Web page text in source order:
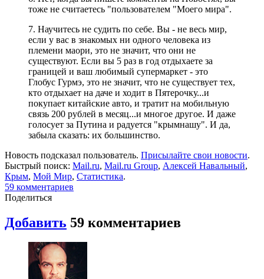
тоже не считаетесь "пользователем "Моего мира".
7. Научитесь не судить по себе. Вы - не весь мир,
если у вас в знакомых ни одного человека из
племени маори, это не значит, что они не
существуют. Если вы 5 раз в год отдыхаете за
границей и ваш любимый супермаркет - это
Глобус Гурмэ, это не значит, что не существует тех,
кто отдыхает на даче и ходит в Пятерочку...и
покупает китайские авто, и тратит на мобильную
связь 200 рублей в месяц...и многое другое. И даже
голосует за Путина и радуется "крымнашу". И да,
забыла сказать: их большинство.
Новость подсказал пользователь. Присылайте свои новости.
Быстрый поиск: Mail.ru, Mail.ru Group, Алексей Навальный,
Крым, Мой Мир, Статистика.
59 комментариев
Поделиться
Добавить 59 комментариев